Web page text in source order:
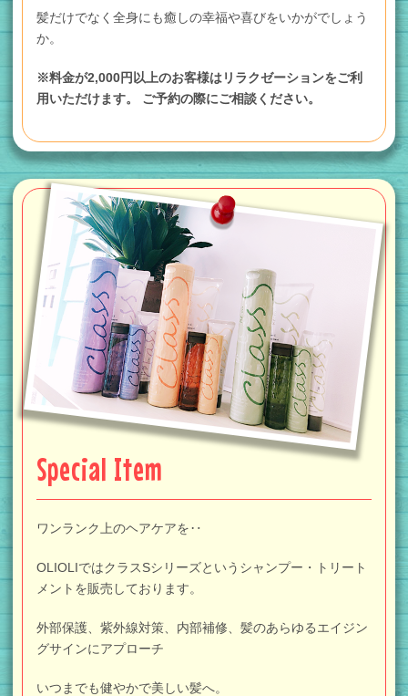
髪だけでなく全身にも癒しの幸福や喜びをいかがでしょう
か。
※料金が2,000円以上のお客様はリラクゼーションをご利
用いただけます。 ご予約の際にご相談ください。
Special Item
ワンランク上のヘアケアを‥
OLIOLIではクラスSシリーズというシャンプー・トリート
メントを販売しております。
外部保護、紫外線対策、内部補修、髪のあらゆるエイジン
グサインにアプローチ
いつまでも健やかで美しい髪へ。